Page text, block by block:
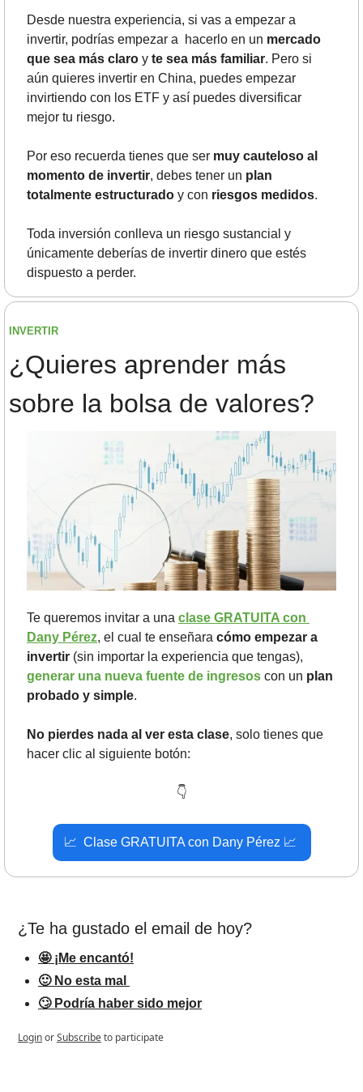
Desde nuestra experiencia, si vas a empezar a
invertir, podrías empezar a  hacerlo en un mercado
que sea más claro y te sea más familiar. Pero si
aún quieres invertir en China, puedes empezar
invirtiendo con los ETF y así puedes diversificar
mejor tu riesgo.
Por eso recuerda tienes que ser muy cauteloso al
momento de invertir, debes tener un plan
totalmente estructurado y con riesgos medidos.
Toda inversión conlleva un riesgo sustancial y
únicamente deberías de invertir dinero que estés
dispuesto a perder.
INVERTIR
¿Quieres aprender más
sobre la bolsa de valores?
Te queremos invitar a una clase GRATUITA con
Dany Pérez, el cual te enseñara cómo empezar a
invertir
generar una nueva fuente de ingresos con un plan
probado y simple.
No pierdes nada al ver esta clase, solo tienes que
hacer clic al siguiente botón:
👇
📈
  Clase GRATUITA con Dany Pérez
📈
¿Te ha gustado el email de hoy?
🤩 ¡Me encantó!
🙂 No esta mal
🙄 Podría haber sido mejor
LoginorSubscribeto participate